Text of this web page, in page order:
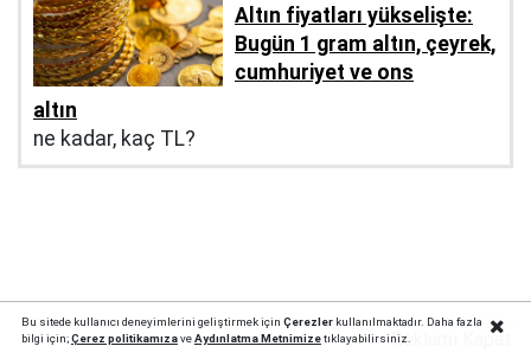
Altın fiyatları yükselişte:
Bugün 1 gram altın, çeyrek,
cumhuriyet ve ons
altın
ne kadar, kaç TL?
Bu sitede kullanıcı deneyimlerini geliştirmek için Çerezlerkullanılmaktadır. Daha fazla
bilgi için;Çerez politikamızaveAydınlatma Metnimizetıklayabilirsiniz.Reklamı Kapat